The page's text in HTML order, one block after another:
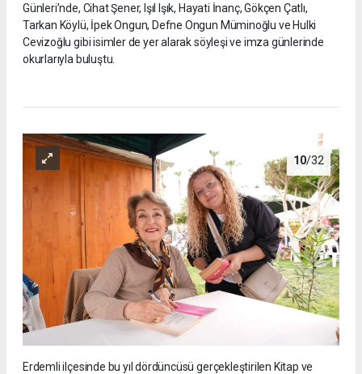
Günleri’nde, Cihat Şener, Işıl Işık, Hayati İnanç, Gökçen Çatlı,
Tarkan Köylü, İpek Ongun, Defne Ongun Müminoğlu ve Hulki
Cevizoğlu gibi isimler de yer alarak söyleşi ve imza günlerinde
okurlarıyla buluştu.
10/32
Erdemli ilçesinde bu yıl dördüncüsü gerçekleştirilen Kitap ve